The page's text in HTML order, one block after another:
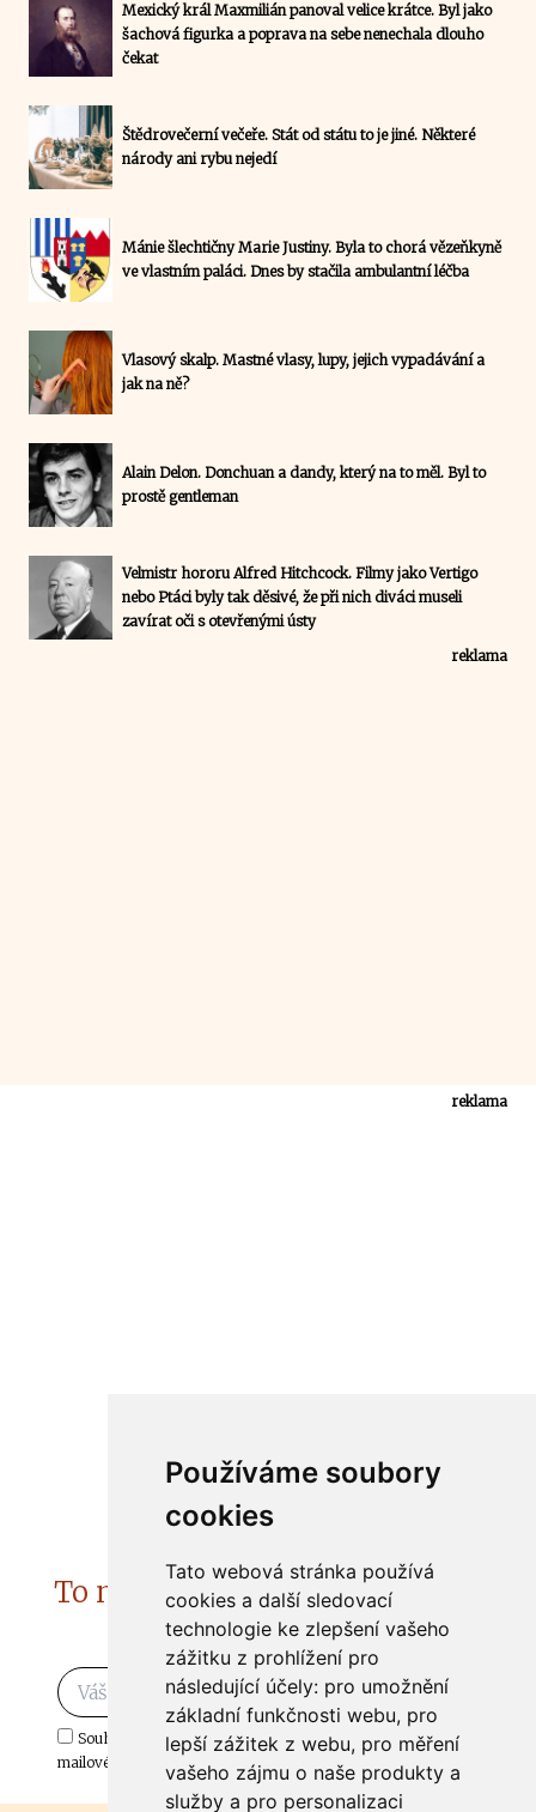
Používáme soubory
cookies
Tato webová stránka používá
cookies a další sledovací
technologie ke zlepšení vašeho
zážitku z prohlížení pro
následující účely: pro umožnění
základní funkčnosti webu, pro
lepší zážitek z webu, pro měření
vašeho zájmu o naše produkty a
služby a pro personalizaci
Mexický král Maxmilián panoval velice krátce. Byl jako
šachová figurka a poprava na sebe nenechala dlouho
čekat
Štědrovečerní večeře. Stát od státu to je jiné. Některé
národy ani rybu nejedí
Mánie šlechtičny Marie Justiny. Byla to chorá vězeňkyně
ve vlastním paláci. Dnes by stačila ambulantní léčba
Vlasový skalp. Mastné vlasy, lupy, jejich vypadávání a
jak na ně?
Alain Delon. Donchuan a dandy, který na to měl. Byl to
prostě gentleman
Velmistr hororu Alfred Hitchcock. Filmy jako Vertigo
nebo Ptáci byly tak děsivé, že při nich diváci museli
zavírat oči s otevřenými ústy
reklama
reklama
To nejzajímavější do Vašeho e-
mailu
Odebírat
Souhlasím s odběrem důležitých zpráv ze ČtiDoma.cz do mé e-
mailové schránky.